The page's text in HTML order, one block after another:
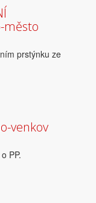
město
prstýnku ze
venkov
PP.